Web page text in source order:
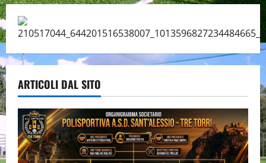
ARTICOLI DAL SITO